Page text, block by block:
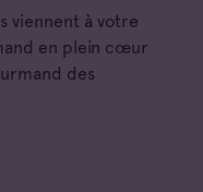
viennent à votre
en plein cœur
des